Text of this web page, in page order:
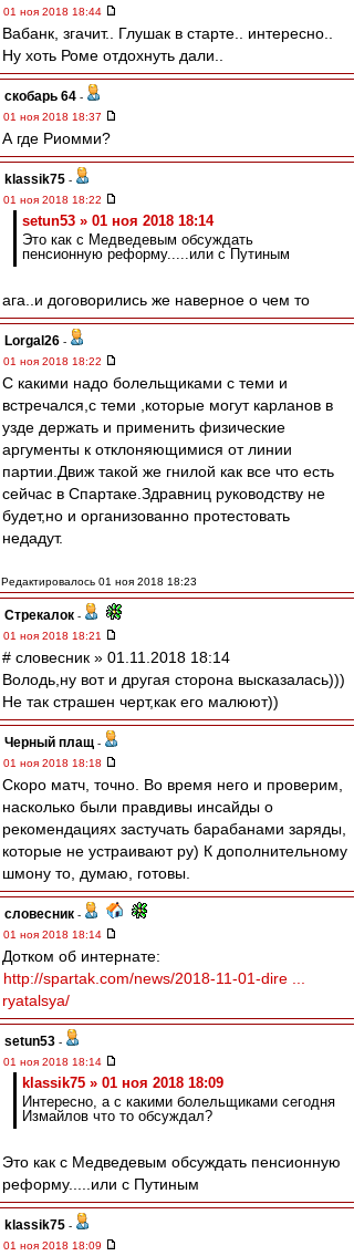
01 ноя 2018 18:44
Вабанк, згачит.. Глушак в старте.. интересно..
Ну хоть Роме отдохнуть дали..
скобарь 64 -
01 ноя 2018 18:37
А где Риомми?
klassik75 -
01 ноя 2018 18:22
setun53 » 01 ноя 2018 18:14
Это как с Медведевым обсуждать
пенсионную реформу.....или с Путиным
ага..и договорились же наверное о чем то
Lorgal26 -
01 ноя 2018 18:22
С какими надо болельщиками с теми и
встречался,с теми ,которые могут карланов в
узде держать и применить физические
аргументы к отклоняющимися от линии
партии.Движ такой же гнилой как все что есть
сейчас в Спартаке.Здравниц руководству не
будет,но и организованно протестовать
недадут.
Редактировалось 01 ноя 2018 18:23
Стрекалок -
01 ноя 2018 18:21
# словесник » 01.11.2018 18:14
Володь,ну вот и другая сторона высказалась)))
Не так страшен черт,как его малюют))
Черный плащ -
01 ноя 2018 18:18
Скоро матч, точно. Во время него и проверим,
насколько были правдивы инсайды о
рекомендациях застучать барабанами заряды,
которые не устраивают ру) К дополнительному
шмону то, думаю, готовы.
словесник -
01 ноя 2018 18:14
Дотком об интернате:
http://spartak.com/news/2018-11-01-dire ...
ryatalsya/
setun53 -
01 ноя 2018 18:14
klassik75 » 01 ноя 2018 18:09
Интересно, а с какими болельщиками сегодня
Измайлов что то обсуждал?
Это как с Медведевым обсуждать пенсионную
реформу.....или с Путиным
klassik75 -
01 ноя 2018 18:09